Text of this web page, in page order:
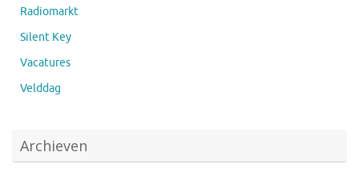
Radiomarkt
Silent Key
Vacatures
Velddag
Archieven